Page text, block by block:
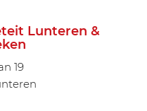
Lunteren &
19